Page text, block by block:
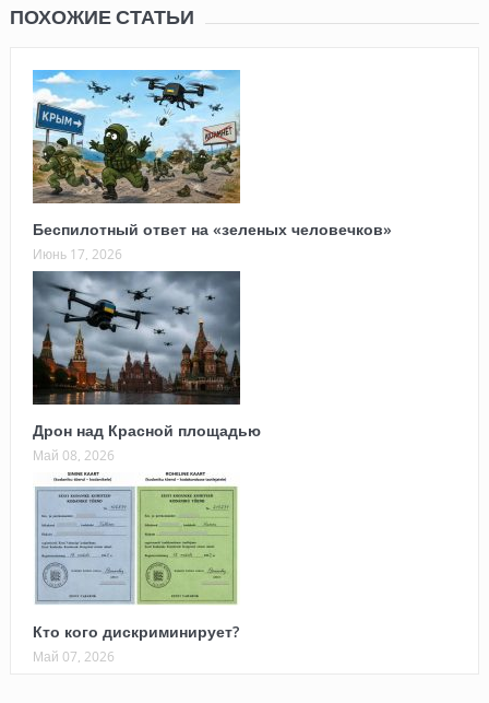
ПОХОЖИЕ СТАТЬИ
Беспилотный ответ на «зеленых человечков»
Июнь 17, 2026
Дрон над Красной площадью
Май 08, 2026
Кто кого дискриминирует?
Май 07, 2026